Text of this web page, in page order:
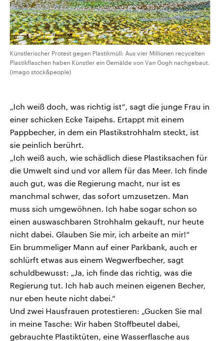
Künstlerischer Protest gegen Plastikmüll: Aus vier Millionen recycelten
Plastikflaschen haben Künstler ein Gemälde von Van Gogh nachgebaut.
(imago stock&people)
„Ich weiß doch, was richtig ist“, sagt die junge Frau in
einer schicken Ecke Taipehs. Ertappt mit einem
Pappbecher, in dem ein Plastikstrohhalm steckt, ist
sie peinlich berührt.
„Ich weiß auch, wie schädlich diese Plastiksachen für
die Umwelt sind und vor allem für das Meer. Ich finde
auch gut, was die Regierung macht, nur ist es
manchmal schwer, das sofort umzusetzen. Man
muss sich umgewöhnen. Ich habe sogar schon so
einen auswaschbaren Strohhalm gekauft, nur heute
nicht dabei. Glauben Sie mir, ich arbeite an mir!“
Ein brummeliger Mann auf einer Parkbank, auch er
schlürft etwas aus einem Wegwerfbecher, sagt
schuldbewusst: „Ja, ich finde das richtig, was die
Regierung tut. Ich hab auch meinen eigenen Becher,
nur eben heute nicht dabei.“
Und zwei Hausfrauen protestieren: „Gucken Sie mal
in meine Tasche: Wir haben Stoffbeutel dabei,
gebrauchte Plastiktüten, eine Wasserflasche aus